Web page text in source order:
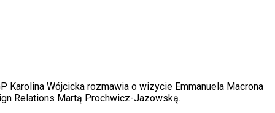
Karolina Wójcicka rozmawia o wizycie Emmanuela Macrona
Relations Martą Prochwicz-Jazowską.